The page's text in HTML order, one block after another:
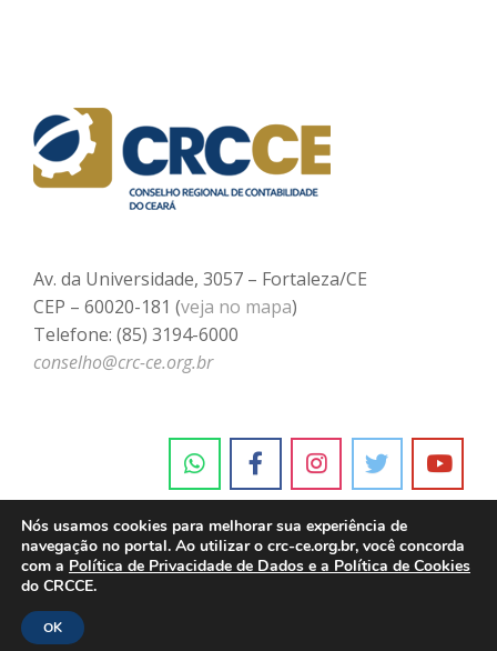
Av. da Universidade, 3057 – Fortaleza/CE
CEP – 60020-181 (veja no mapa)
Telefone: (85) 3194-6000
conselho@crc-ce.org.br
Nós usamos cookies para melhorar sua experiência de
navegação no portal. Ao utilizar o crc-ce.org.br, você concorda
com a Política de Privacidade de Dados e a Política de Cookies
do CRCCE.
OK